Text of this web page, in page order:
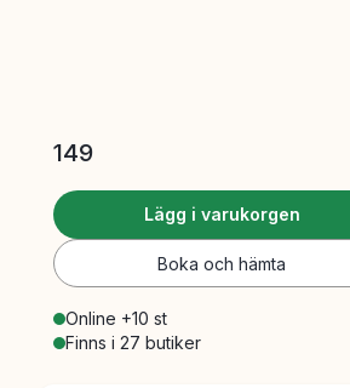
149
Lägg i varukorgen
Boka och hämta
Online +10 st
Finns i 27 butiker